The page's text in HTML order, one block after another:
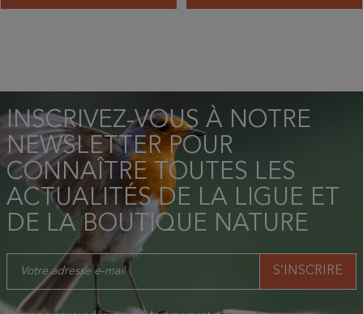
INSCRIVEZ-VOUS À NOTRE
NEWSLETTER POUR
CONNAÎTRE TOUTES LES
ACTUALITÉS DE LA LIGUE ET
DE LA BOUTIQUE NATURE